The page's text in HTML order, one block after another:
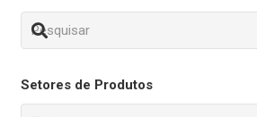
Setores de Produtos